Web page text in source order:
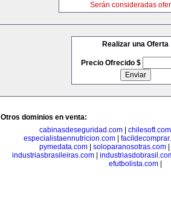
Serán consideradas
Realizar una Oferta
Precio Ofrecido $
Otros dominios en venta:
cabinasdeseguridad.com| chilesoft.com
especialistaennutricion.com|
pymedata.com
soloparanosotras.com
industriasbrasileiras.com|
efutbolista.com